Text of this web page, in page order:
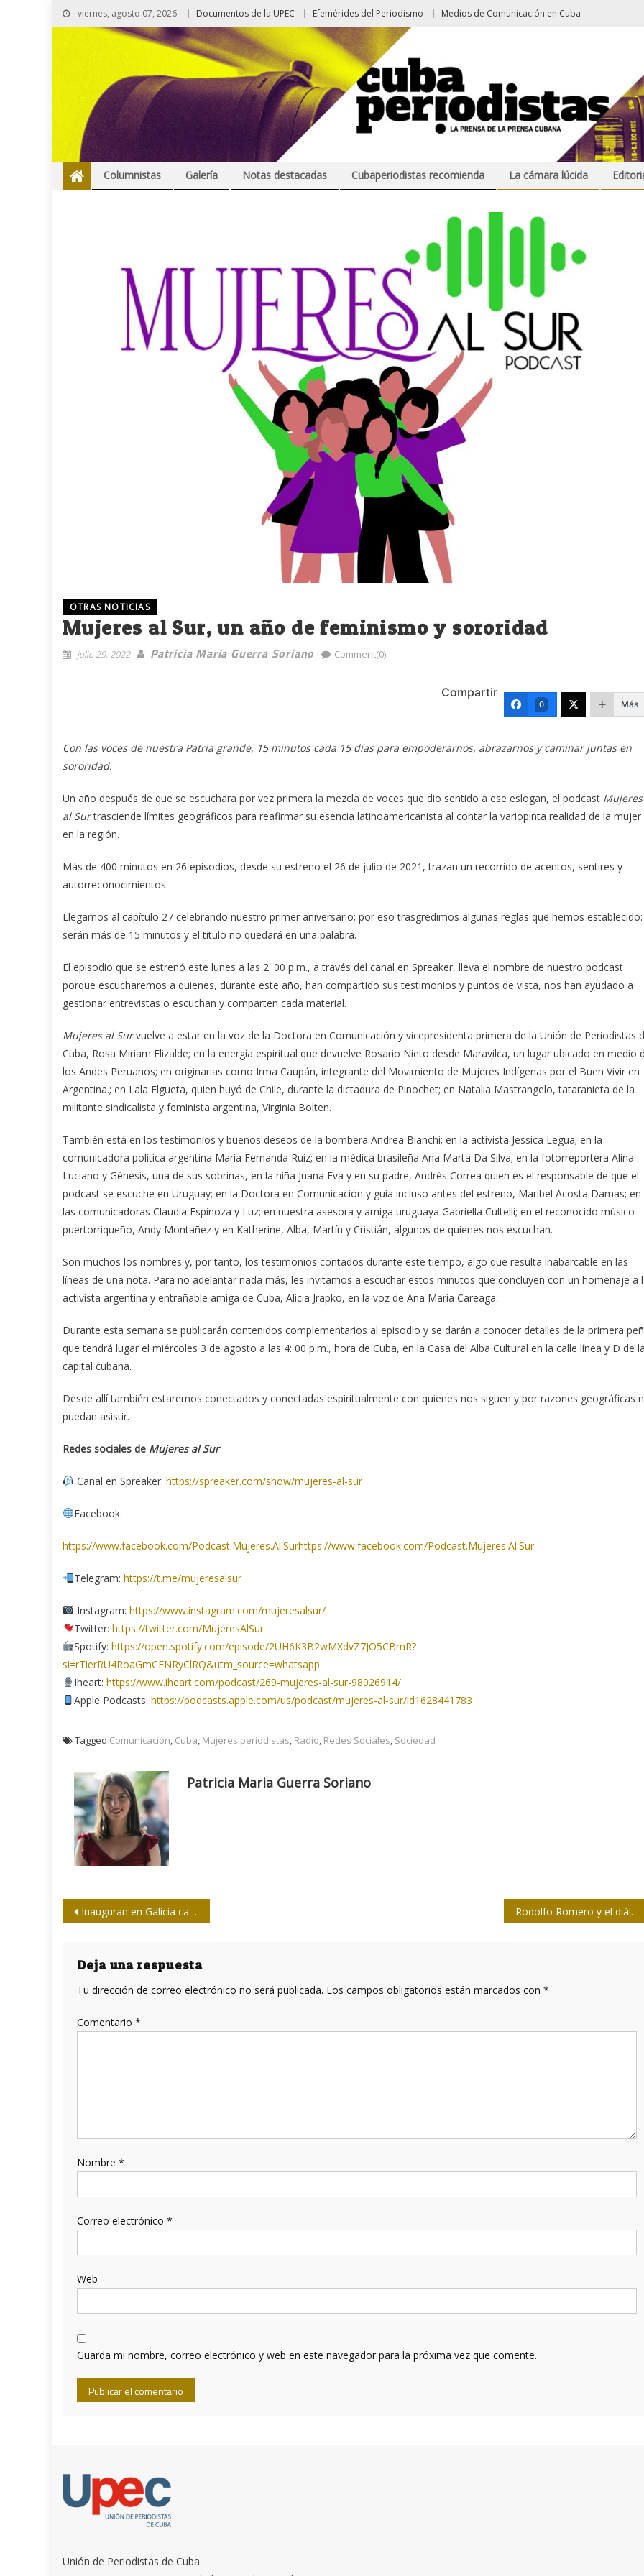
viernes, agosto 07, 2026 Documentos de la UPEC Efemérides del Periodismo Medios de Comunicación en Cuba
Columnistas Galería Notas destacadas Cubaperiodistas recomienda La cámara lúcida
OTRAS NOTICIAS
Mujeres al Sur, un año de feminismo y sororidad
julio 29, 2022 Patricia Maria Guerra Soriano Comment(0)
Compartir
0 Más
Con las voces de nuestra Patria grande, 15 minutos cada 15 días para empoderarnos, abrazarnos y caminar juntas en
sororidad.
Un año después de que se escuchara por vez primera la mezcla de voces que dio sentido a ese eslogan, el podcast Mujeres
al Surtrasciende límites geográficos para reafirmar su esencia latinoamericanista al contar la variopinta realidad de la mujer
en la región.
Más de 400 minutos en 26 episodios, desde su estreno el 26 de julio de 2021, trazan un recorrido de acentos, sentires y
autorreconocimientos.
Llegamos al capítulo 27 celebrando nuestro primer aniversario; por eso trasgredimos algunas reglas que hemos establecido:
serán más de 15 minutos y el título no quedará en una palabra.
El episodio que se estrenó este lunes a las 2: 00 p.m., a través del canal en Spreaker, lleva el nombre de nuestro podcast
porque escucharemos a quienes, durante este año, han compartido sus testimonios y puntos de vista, nos han ayudado a
gestionar entrevistas o escuchan y comparten cada material.
Mujeres al Survuelve a estar en la voz de la Doctora en Comunicación y vicepresidenta primera de la Unión de Periodistas
Cuba, Rosa Miriam Elizalde; en la energía espiritual que devuelve Rosario Nieto desde Maravilca, un lugar ubicado en medio
los Andes Peruanos; en originarias como Irma Caupán, integrante del Movimiento de Mujeres Indígenas por el Buen Vivir en
Argentina.; en Lala Elgueta, quien huyó de Chile, durante la dictadura de Pinochet; en Natalia Mastrangelo, tataranieta de la
militante sindicalista y feminista argentina, Virginia Bolten.
También está en los testimonios y buenos deseos de la bombera Andrea Bianchi; en la activista Jessica Legua; en la
comunicadora política argentina María Fernanda Ruiz; en la médica brasileña Ana Marta Da Silva; en la fotorreportera Alina
Luciano y Génesis, una de sus sobrinas, en la niña Juana Eva y en su padre, Andrés Correa quien es el responsable de que el
podcast se escuche en Uruguay; en la Doctora en Comunicación y guía incluso antes del estreno, Maribel Acosta Damas; en
las comunicadoras Claudia Espinoza y Luz; en nuestra asesora y amiga uruguaya Gabriella Cultelli; en el reconocido músico
puertorriqueño, Andy Montañez y en Katherine, Alba, Martín y Cristián, algunos de quienes nos escuchan.
Son muchos los nombres y, por tanto, los testimonios contados durante este tiempo, algo que resulta inabarcable en las
líneas de una nota. Para no adelantar nada más, les invitamos a escuchar estos minutos que concluyen con un homenaje a
activista argentina y entrañable amiga de Cuba, Alicia Jrapko, en la voz de Ana María Careaga.
Durante esta semana se publicarán contenidos complementarios al episodio y se darán a conocer detalles de la primera
que tendrá lugar el miércoles 3 de agosto a las 4: 00 p.m., hora de Cuba, en la Casa del Alba Cultural en la calle línea y D de la
capital cubana.
Desde allí también estaremos conectados y conectadas espiritualmente con quienes nos siguen y por razones geográficas
puedan asistir.
Redes sociales de Mujeres al Sur
Canal en Spreaker: https://spreaker.com/show/mujeres-al-sur
Facebook:
https://www.facebook.com/Podcast.Mujeres.Al.Surhttps://www.facebook.com/Podcast.Mujeres.Al.Sur
Telegram: https://t.me/mujeresalsur
Instagram: https://www.instagram.com/mujeresalsur/
Twitter: https://twitter.com/MujeresAlSur
Spotify: https://open.spotify.com/episode/2UH6K3B2wMXdvZ7JO5CBmR?
si=rTierRU4RoaGmCFNRyClRQ&utm_source=whatsapp
Iheart: https://www.iheart.com/podcast/269-mujeres-al-sur-98026914/
Apple Podcasts: https://podcasts.apple.com/us/podcast/mujeres-al-sur/id1628441783
Tagged Comunicación, Cuba, Mujeres periodistas, Radio, Redes Sociales, Sociedad
Patricia Maria Guerra Soriano
Navegación
entradas
Inauguran en Galicia casa museo Ángel Castro Rodolfo Romero y el diálogo como visión
Deja una respuesta
Tu dirección de correo electrónico no será publicada. Los campos obligatorios están marcados con *
Comentario *
Nombre *
Correo electrónico *
Web
Guarda mi nombre, correo electrónico y web en este navegador para la próxima vez que comente.
Unión de Periodistas de Cuba.